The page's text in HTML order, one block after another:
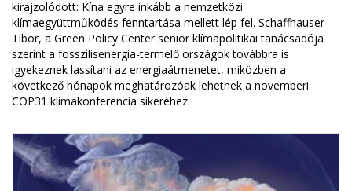
kirajzolódott: Kína egyre inkább a nemzetközi
klímaegyüttműködés fenntartása mellett lép fel. Schaffhauser
Tibor, a Green Policy Center senior klímapolitikai tanácsadója
szerint a fosszilisenergia-termelő országok továbbra is
igyekeznek lassítani az energiaátmenetet, miközben a
következő hónapok meghatározóak lehetnek a novemberi
COP31 klímakonferencia sikeréhez.